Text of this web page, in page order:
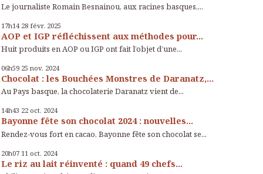
Le journaliste Romain Besnainou, aux racines basques,...
17h14 28 févr. 2025
AOP et IGP réfléchissent aux méthodes pour...
Huit produits en AOP ou IGP ont fait l’objet d’une...
06h59 25 nov. 2024
Chocolat : les Bouchées Monstres de Daranatz,...
Au Pays basque, la chocolaterie Daranatz vient de...
14h43 22 oct. 2024
Bayonne fête son chocolat 2024 : nouvelles...
Rendez-vous fort en cacao, Bayonne fête son chocolat se...
20h07 11 oct. 2024
Le riz au lait réinventé : quand 49 chefs...